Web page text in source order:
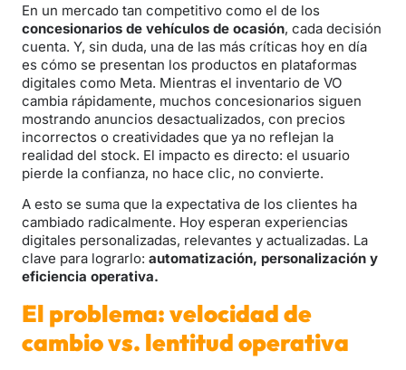
En un mercado tan competitivo como el de los
concesionarios de vehículos de ocasión, cada decisión
cuenta. Y, sin duda, una de las más críticas hoy en día
es cómo se presentan los productos en plataformas
digitales como Meta. Mientras el inventario de VO
cambia rápidamente, muchos concesionarios siguen
mostrando anuncios desactualizados, con precios
incorrectos o creatividades que ya no reflejan la
realidad del stock. El impacto es directo: el usuario
pierde la confianza, no hace clic, no convierte.
A esto se suma que la expectativa de los clientes ha
cambiado radicalmente. Hoy esperan experiencias
digitales personalizadas, relevantes y actualizadas. La
clave para lograrlo: automatización, personalización y
eficiencia operativa.
El problema: velocidad de
cambio vs. lentitud operativa